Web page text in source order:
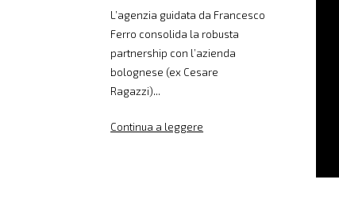
L’agenzia guidata da Francesco
Ferro consolida la robusta
partnership con l’azienda
bolognese (ex Cesare
Ragazzi)...
Continua a leggere